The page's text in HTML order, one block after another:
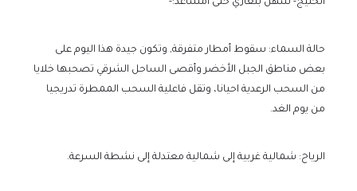
الخليج- سهل بنغازي حتى أمساعد:-
حالة السماء: سقوط أمطار متفرقة, وتكون جيدة هذا اليوم على
بعض مناطق الجبل الأخضر وأقصى الساحل الشرقي تصحبها خلايا
من السحب الرعدية احيانا، وتقل فاعلية السحب الممطرة تدريجيا
من يوم الغد.
الرياح: شمالية غربية إلى شمالية معتدلة إلى نشطة السرعة.